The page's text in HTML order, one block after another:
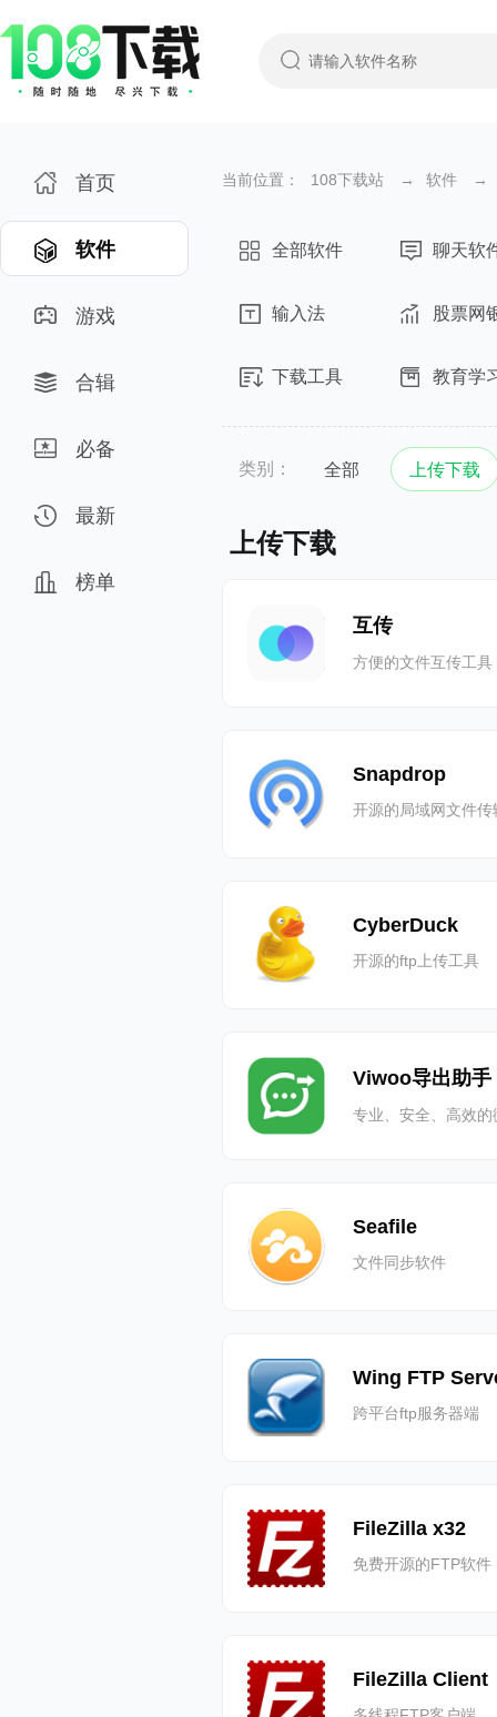
首页
软件
游戏
合辑
必备
最新
榜单
当前位置： 108下载站 → 软件 →
全部软件 聊天软
输入法 股票网
下载工具 教育学
类别： 全部 上传下载
上传下载
互传
方便的文件互传工具
Snapdrop
开源的局域网文件传
CyberDuck
开源的ftp上传工具
Viwoo导出助手
专业、安全、高效
Seafile
文件同步软件
Wing FTP
跨平台ftp服务器端
FileZilla x32
免费开源的FTP软件
FileZilla Client